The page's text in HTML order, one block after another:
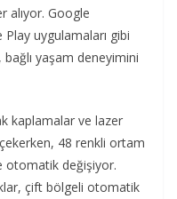
alıyor. Google
uygulamaları gibi
yaşam deneyimini
kaplamalar ve lazer
48 renkli ortam
otomatik değişiyor.
çift bölgeli otomatik